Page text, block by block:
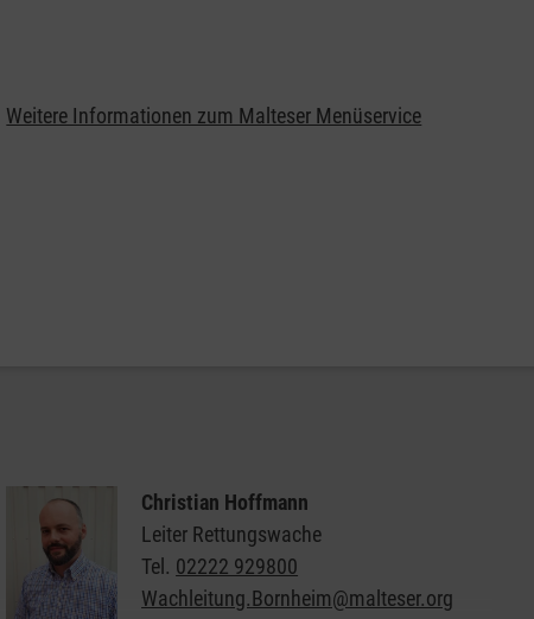
Weitere Informationen zum Malteser Menüservice
Christian Hoffmann
Leiter Rettungswache
Tel. 02222 929800
Wachleitung.Bornheim@malteser.org